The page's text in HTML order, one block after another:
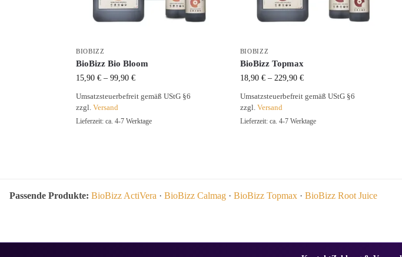
BIOBIZZ
BioBizz Bio Bloom
15,90 € – 99,90 €
Umsatzsteuerbefreit gemäß UStG §6
zzgl. Versand
Lieferzeit: ca. 4-7 Werktage
BIOBIZZ
BioBizz Topmax
18,90 € – 229,90 €
Umsatzsteuerbefreit gemäß UStG §6
zzgl. Versand
Lieferzeit: ca. 4-7 Werktage
Passende Produkte: BioBizz ActiVera · BioBizz Calmag · BioBizz Topmax · BioBizz Root Juice